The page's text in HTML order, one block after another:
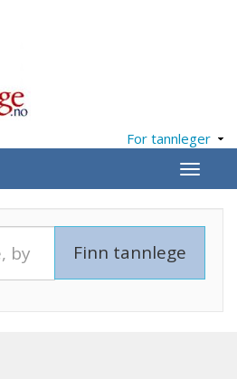
For tannleger
Meny